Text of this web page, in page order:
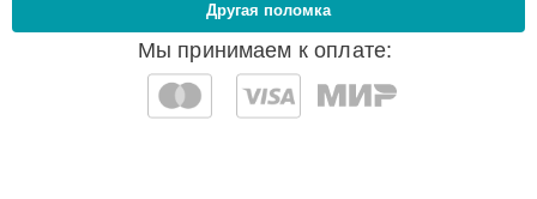
Мы принимаем к оплате:
Другая поломка